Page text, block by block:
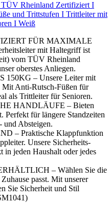
TÜV Rheinland Zertifiziert I
und Trittstufen I Trittleiter mit
I Weiß
FÜR MAXIMALE
mit Haltegriff ist
vom TÜV Rheinland
oberstes Anliegen.
– Unsere Leiter mit
Mit Anti-Rutsch-Füßen für
als Trittleiter für Senioren.
HANDLÄUFE – Bieten
für längere Standzeiten
und Absteigen.
– Praktische Klappfunktion
Unsere Sicherheits-
in jeden Haushalt oder jedes
– Wählen Sie die
passt. Mit unserer
Sie Sicherheit und Stil